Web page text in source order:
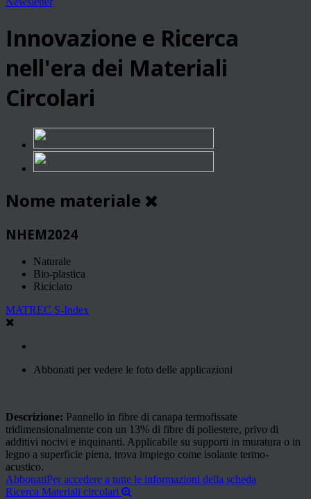
Innovazione e Ricerca
nell'era dei Materiali
Circolari
Nome materiale
NHEM2024
Naturale
Bio-plastica
Riciclato
MATREC S-Index
Abbonati per vedere le foto delle applicazioni
Descrizione: Pannello in fibre di canapa termofissate
tridimensionalmente con un 13% di fibre di poliestere, privo di
additivi nocivi e inquinanti. Applicabile su supporti in muratura o in
legno a superficie piena, trova impiego come isolante termo-
acustico.
AbbonatiPer accedere a tutte le informazioni della scheda
Ricerca Materiali circolari